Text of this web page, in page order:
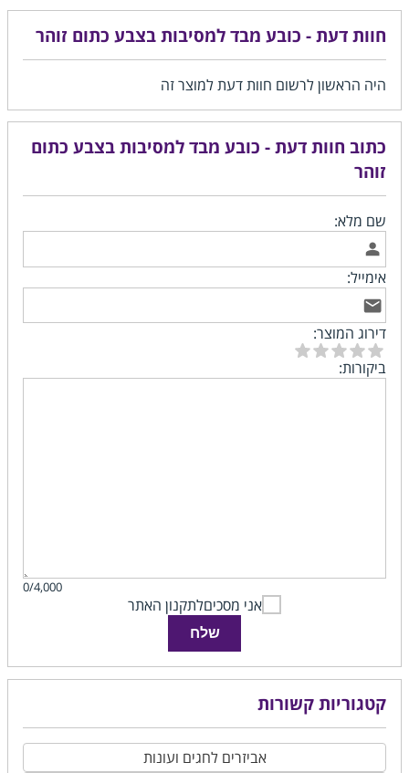
חוות דעת - כובע מבד למסיבות בצבע כתום זוהר
היה הראשון לרשום חוות דעת למוצר זה
כתוב חוות דעת - כובע מבד למסיבות בצבע כתום
זוהר
שם מלא:
אימייל:
דירוג המוצר:
ביקורות:
0/4,000
אני מסכיםלתקנון האתר
שלח
קטגוריות קשורות
אביזרים לחגים ועונות